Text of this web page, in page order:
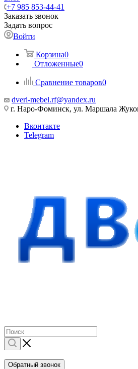
+7 985 853-44-41
Заказать звонок
Задать вопрос
Войти
Корзина0
Отложенные0
Сравнение товаров0
dveri-mebel.rf@yandex.ru
г. Наро-Фоминск, ул. Маршала
Вконтакте
Telegram
Обратный звонок